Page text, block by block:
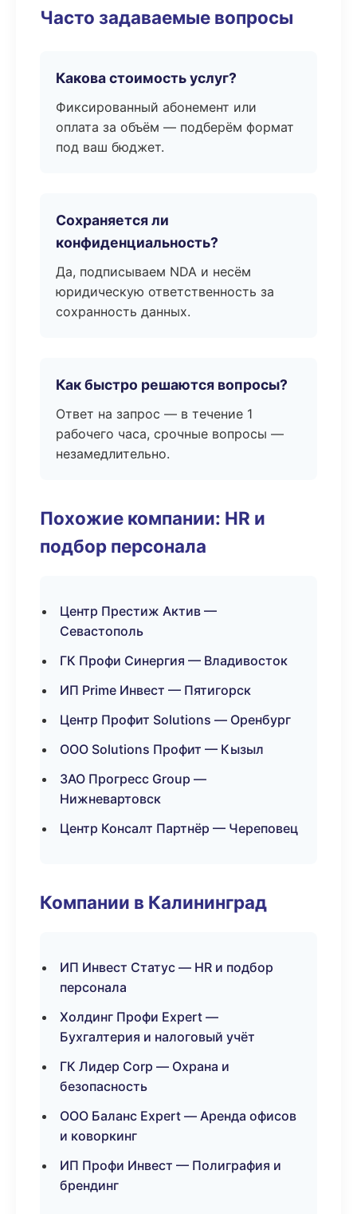
Часто задаваемые вопросы
Какова стоимость услуг?
Фиксированный абонемент или
оплата за объём — подберём формат
под ваш бюджет.
Сохраняется ли
конфиденциальность?
Да, подписываем NDA и несём
юридическую ответственность за
сохранность данных.
Как быстро решаются вопросы?
Ответ на запрос — в течение 1
рабочего часа, срочные вопросы —
незамедлительно.
Похожие компании: HR и
подбор персонала
Центр Престиж Актив —
Севастополь
ГК Профи Синергия — Владивосток
ИП Prime Инвест — Пятигорск
Центр Профит Solutions — Оренбург
ООО Solutions Профит — Кызыл
ЗАО Прогресс Group —
Нижневартовск
Центр Консалт Партнёр — Череповец
Компании в Калининград
ИП Инвест Статус — HR и подбор
персонала
Холдинг Профи Expert —
Бухгалтерия и налоговый учёт
ГК Лидер Corp — Охрана и
безопасность
ООО Баланс Expert — Аренда офисов
и коворкинг
ИП Профи Инвест — Полиграфия и
брендинг